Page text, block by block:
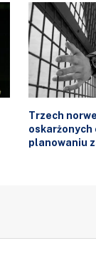
Trzech
oskarżonych
planowaniu